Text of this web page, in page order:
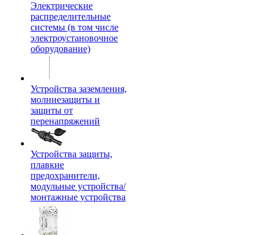
Электрические
распределительные
системы (в том числе
электроустановочное
оборудование)
Устройства заземления,
молниезащиты и
защиты от
перенапряжений
Устройства защиты,
плавкие
предохранители,
модульные устройства/
монтажные устройства